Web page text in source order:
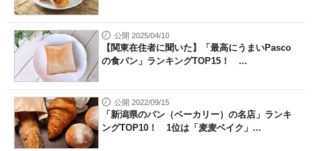
公開 2025/04/10
【関東在住者に聞いた】「最高にうまいPasco
の食パン」ランキングTOP15！ ...
公開 2022/09/15
「新潟県のパン（ベーカリー）の名店」ランキ
ングTOP10！ 1位は「麦麦ベイク」...